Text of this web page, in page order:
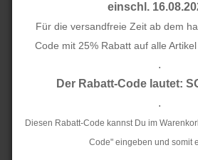
einschl.
Für die versandfreie Zeit ab dem
Code mit 25% Rabatt auf alle
.
Der Rabatt-Code lautet:
.
Diesen Rabatt-Code kannst Du im
Code" eingeben und somit